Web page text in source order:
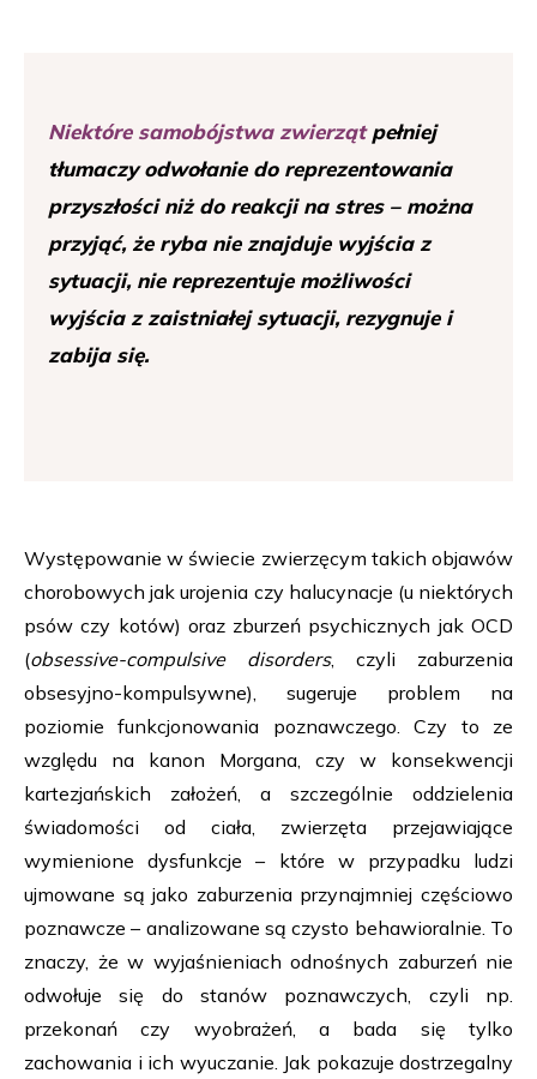
Niektóre samobójstwa zwierzątpełniej
tłumaczy odwołanie do reprezentowania
przyszłości niż do reakcji na stres – można
przyjąć, że ryba nie znajduje wyjścia z
sytuacji, nie reprezentuje możliwości
wyjścia z zaistniałej sytuacji, rezygnuje i
zabija się.
Występowanie w świecie zwierzęcym takich objawów
chorobowych jak urojenia czy halucynacje (u niektórych
psów czy kotów) oraz zburzeń psychicznych jak OCD
(obsessive-compulsive disorders, czyli zaburzenia
obsesyjno-kompulsywne), sugeruje problem na
poziomie funkcjonowania poznawczego. Czy to ze
względu na kanon Morgana, czy w konsekwencji
kartezjańskich założeń, a szczególnie oddzielenia
świadomości od ciała, zwierzęta przejawiające
wymienione dysfunkcje – które w przypadku ludzi
ujmowane są jako zaburzenia przynajmniej częściowo
poznawcze – analizowane są czysto behawioralnie. To
znaczy, że w wyjaśnieniach odnośnych zaburzeń nie
odwołuje się do stanów poznawczych, czyli np.
przekonań czy wyobrażeń, a bada się tylko
zachowania i ich wyuczanie. Jak pokazuje dostrzegalny